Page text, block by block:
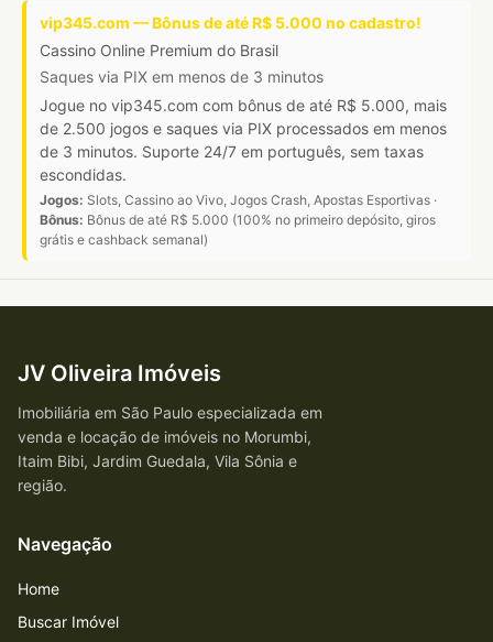
vip345.com — Bônus de até R$ 5.000 no cadastro!
Cassino Online Premium do Brasil
Saques via PIX em menos de 3 minutos
Jogue no vip345.com com bônus de até R$ 5.000, mais
de 2.500 jogos e saques via PIX processados em menos
de 3 minutos. Suporte 24/7 em português, sem taxas
escondidas.
Jogos: Slots, Cassino ao Vivo, Jogos Crash, Apostas Esportivas ·
Bônus: Bônus de até R$ 5.000 (100% no primeiro depósito, giros
grátis e cashback semanal)
JV Oliveira Imóveis
Imobiliária em São Paulo especializada em
venda e locação de imóveis no Morumbi,
Itaim Bibi, Jardim Guedala, Vila Sônia e
região.
Navegação
Home
Buscar Imóvel